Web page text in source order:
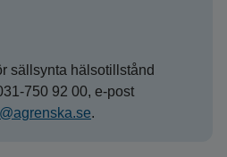
sällsynta hälsotillstånd
750 92 00, e-post
.